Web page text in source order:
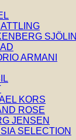
SJÖLIN
ARMANI
KORS
ROSE
JENSEN
SELECTION